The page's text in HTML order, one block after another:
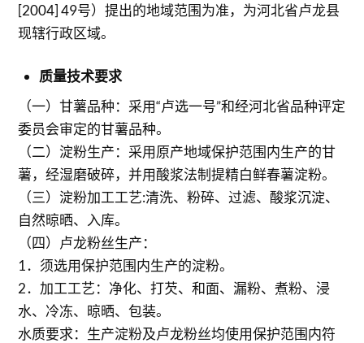
[2004] 49号）提出的地域范围为准，为河北省卢龙县
现辖行政区域。
质量技术要求
（一）甘薯品种：采用“卢选一号”和经河北省品种评定
委员会审定的甘薯品种。
（二）淀粉生产：采用原产地域保护范围内生产的甘
薯，经湿磨破碎，并用酸浆法制提精白鲜春薯淀粉。
（三）淀粉加工工艺:清洗、粉碎、过滤、酸浆沉淀、
自然晾晒、入库。
（四）卢龙粉丝生产：
1．须选用保护范围内生产的淀粉。
2．加工工艺：净化、打芡、和面、漏粉、煮粉、浸
水、冷冻、晾晒、包装。
水质要求：生产淀粉及卢龙粉丝均使用保护范围内符